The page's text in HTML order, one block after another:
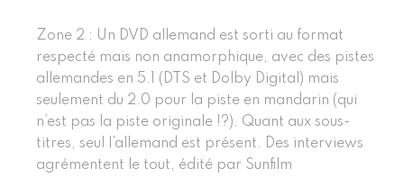
Zone 2 : Un DVD allemand est sorti au format
respecté mais non anamorphique, avec des pistes
allemandes en 5.1 (DTS et Dolby Digital) mais
seulement du 2.0 pour la piste en mandarin (qui
n’est pas la piste originale !?). Quant aux sous-
titres, seul l’allemand est présent. Des interviews
agrémentent le tout, édité par Sunfilm